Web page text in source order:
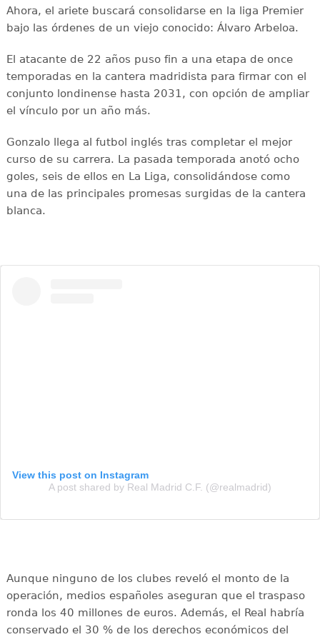
Ahora, el ariete buscará consolidarse en la liga Premier
bajo las órdenes de un viejo conocido: Álvaro Arbeloa.
El atacante de 22 años puso fin a una etapa de once
temporadas en la cantera madridista para firmar con el
conjunto londinense hasta 2031, con opción de ampliar
el vínculo por un año más.
Gonzalo llega al futbol inglés tras completar el mejor
curso de su carrera. La pasada temporada anotó ocho
goles, seis de ellos en La Liga, consolidándose como
una de las principales promesas surgidas de la cantera
blanca.
View this post on Instagram
A post shared by Real Madrid C.F. (@realmadrid)
Aunque ninguno de los clubes reveló el monto de la
operación, medios españoles aseguran que el traspaso
ronda los 40 millones de euros. Además, el Real habría
conservado el 30 % de los derechos económicos del